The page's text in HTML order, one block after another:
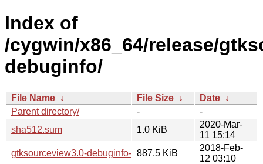
Index of
/cygwin/x86_64/release/
debuginfo/
File Name ↓ File Size ↓ Date ↓
Parent directory/
-
-
sha512.sum
1.0 KiB
2020-Mar-
11 15:14
gtksourceview3.0-debuginfo-3.24.6-1.tar.xz
887.5 KiB
2018-Feb-
12 03:10